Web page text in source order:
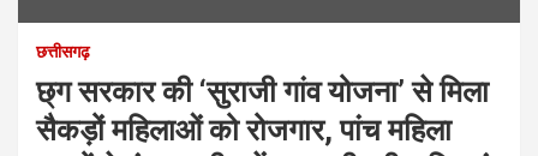
छत्तीसगढ़
छ्ग सरकार की ‘सुराजी गांव योजना’ से मिला
सैकड़ों महिलाओं को रोजगार, पांच महिला